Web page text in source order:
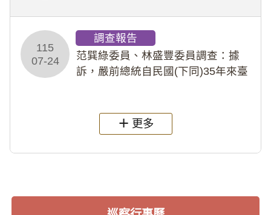
術倫理等情案調查報告。(115教調
31)
115
07-24
調查報告
范巽綠委員、林盛豐委員調查：據
訴，嚴前總統自民國(下同)35年來臺
過世後，總統府於89年間函請其家屬
繼續留住
更多